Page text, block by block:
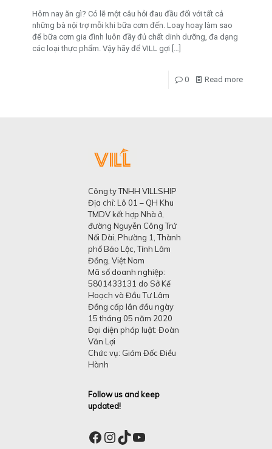
Hôm nay ăn gì? Có lẽ một câu hỏi đau đầu đối với tất cả
những bà nội trợ mỗi khi bữa cơm đến. Loay hoay làm sao
để bữa cơm gia đình luôn đầy đủ chất dinh dưỡng, đa dạng
các loại thực phẩm. Vậy hãy để VILL gợi
0 Read more
Công ty TNHH VILLSHIP
Địa chỉ: Lô 01 – QH Khu
TMDV kết hợp Nhà ở,
đường Nguyễn Công Trứ
Nối Dài, Phường 1, Thành
phố Bảo Lộc, Tỉnh Lâm
Đồng, Việt Nam
Mã số doanh nghiệp:
5801433131 do Sở Kế
Hoạch và Đầu Tư Lâm
Đồng cấp lần đầu ngày
15 tháng 05 năm 2020
Đại diện pháp luật: Đoàn
Văn Lợi
Chức vụ: Giám Đốc Điều
Hành
Follow us and keep
updated!
Facebook
Instagram
TikTok
YouTube